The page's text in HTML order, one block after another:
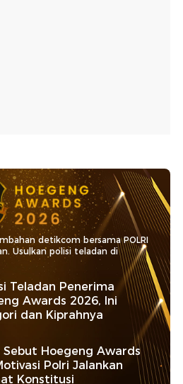
detikcom bersama POLRI
Usulkan polisi teladan di
Teladan Penerima
Awards 2026, Ini
dan Kiprahnya
Sebut Hoegeng Awards
Polri Jalankan
Konstitusi